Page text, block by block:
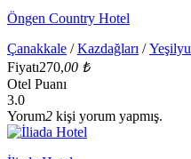
Öngen Country Hotel
Çanakkale /Kazdağları /
Fiyatı270,00 ₺
Otel Puanı
3.0
Yorum2 kişi yorum yapmış.